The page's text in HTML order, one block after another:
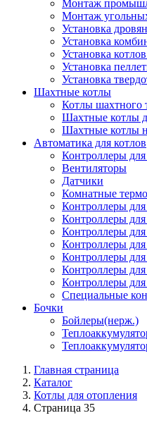
Монтаж
Монтаж
Установка
Установка
Установка
Установка
Установка
Шахтные котлы
Котлы шахтного
Шахтные котлы
Шахтные котлы
Автоматика для котлов
Контроллеры
Вентиляторы
Датчики
Комнатные
Контроллеры
Контроллеры
Контроллеры
Контроллеры для
Контроллеры
Контроллеры
Контроллеры
Специальные
Бочки
Бойлеры(нерж.)
Главная страница
Каталог
Котлы для отопления
Страница 35